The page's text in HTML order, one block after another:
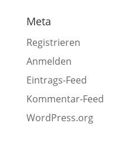
Meta
Registrieren
Anmelden
Eintrags-Feed
Kommentar-Feed
WordPress.org